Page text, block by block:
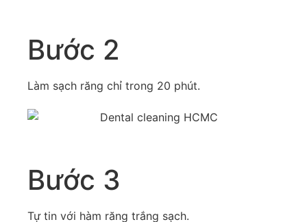
Bước 2
Làm sạch răng chỉ trong 20 phút.
Bước 3
Tự tin với hàm răng trắng sạch.